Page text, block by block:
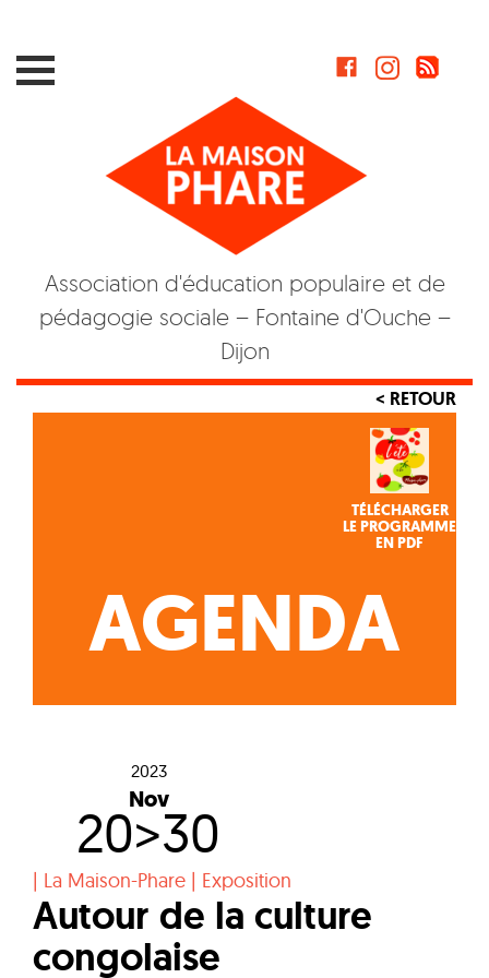
Association d'éducation populaire et de
pédagogie sociale – Fontaine d'Ouche –
Dijon
< RETOUR
TÉLÉCHARGER
LE PROGRAMME
EN PDF
AGENDA
2023
Nov
20>30
| La Maison-Phare | Exposition
Autour de la culture
congolaise